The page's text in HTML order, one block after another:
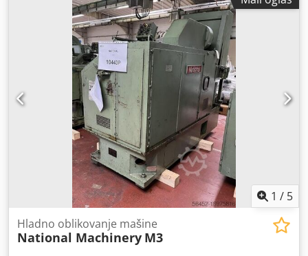
/ kV] - Neto težina: 1600 [kg] - Težina sa pakovanjem: 2100
[kg] PRIBOR - Alati po fotografiji
1 / 5
Hladno oblikovanje mašine
National Machinery M3